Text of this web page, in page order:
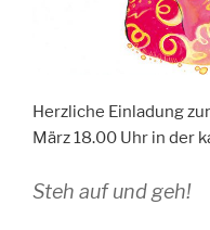
Herzliche Einladung
März 18.00 Uhr in der
Steh auf und geh!